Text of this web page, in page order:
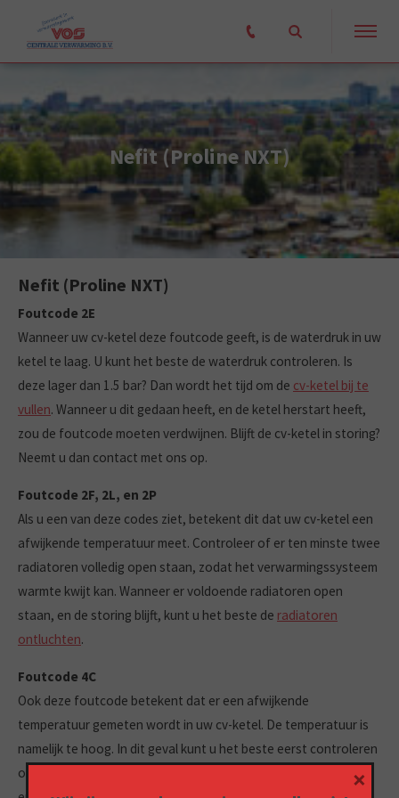
Nefit (Proline NXT)
Nefit (Proline NXT)
Foutcode 2E
Wanneer uw cv-ketel deze foutcode geeft, is de waterdruk in uw
ketel te laag. U kunt het beste de waterdruk controleren. Is
deze lager dan 1.5 bar? Dan wordt het tijd om de cv-ketel bij te
vullen. Wanneer u dit gedaan heeft, en de ketel herstart heeft,
zou de foutcode moeten verdwijnen. Blijft de cv-ketel in storing?
Neemt u dan contact met ons op.
Foutcode 2F, 2L, en 2P
Als u een van deze codes ziet, betekent dit dat uw cv-ketel een
afwijkende temperatuur meet. Controleer of er ten minste twee
radiatoren volledig open staan, zodat het verwarmingssysteem
warmte kwijt kan. Wanneer er voldoende radiatoren open
staan, en de storing blijft, kunt u het beste de radiatoren
ontluchten.
Foutcode 4C
Ook deze foutcode betekent dat er een afwijkende
temperatuur gemeten wordt in uw cv-ketel. De temperatuur is
namelijk te hoog. In dit geval kunt u het beste eerst controleren
of de waterdruk in uw ketel op peil is. Deze hoort tussen de 1.5
×